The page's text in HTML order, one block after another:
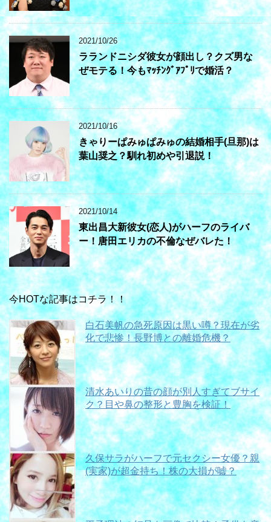
2021/10/26
ラランドニシダ彼女が顔出し？クズ男な
ぜモテる！今もﾏｯﾁﾝｸﾞｱﾌﾟﾘで婚活？
2021/10/16
きゃりーぱみゅぱみゅの結婚相手(旦那)は
葉山奨之？馴れ初めや引退説！
2021/10/14
東出昌大新彼女(恋人)がハーフのライバ
ー！唐田エリカの不倫なぜバレた！
今HOTな記事はコチラ！！
白石美帆の急死原因は黒い噂？現在が劣
化で悲惨！長野博との離婚危機？
清水あいりの昔の顔が別人すぎてブサイ
ク？目や鼻の整形と豊胸を検証！
久保サラがハーフで元セクシー女優？親
(実家)が超金持ち！株の大損が嘘？